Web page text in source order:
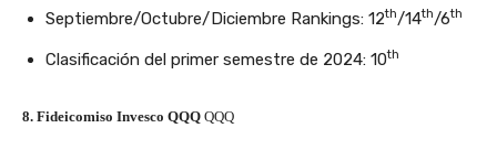
Septiembre/Octubre/Diciembre Rankings: 12th/14th/6th
Clasificación del primer semestre de 2024: 10th
8. Fideicomiso Invesco QQQ QQQ